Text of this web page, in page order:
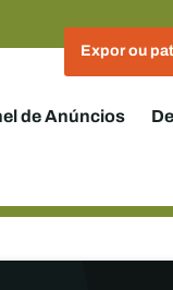
Expor ou
de Anúncios